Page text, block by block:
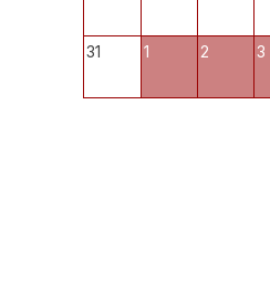
31 1 2 3